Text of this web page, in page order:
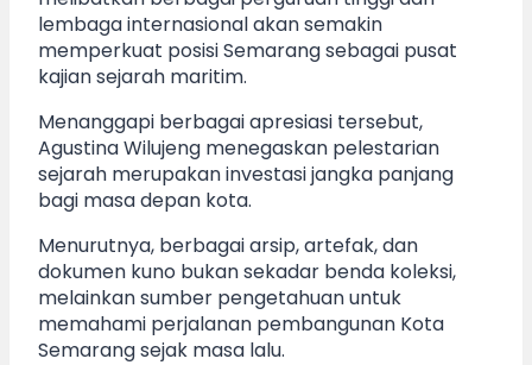
lembaga internasional akan semakin
memperkuat posisi Semarang sebagai pusat
kajian sejarah maritim.
Menanggapi berbagai apresiasi tersebut,
Agustina Wilujeng menegaskan pelestarian
sejarah merupakan investasi jangka panjang
bagi masa depan kota.
Menurutnya, berbagai arsip, artefak, dan
dokumen kuno bukan sekadar benda koleksi,
melainkan sumber pengetahuan untuk
memahami perjalanan pembangunan Kota
Semarang sejak masa lalu.